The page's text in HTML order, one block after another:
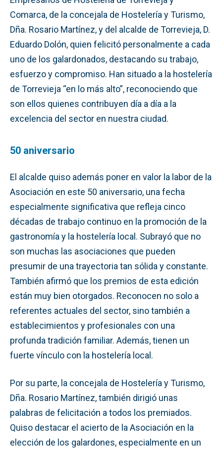
Comarca, de la concejala de Hostelería y Turismo,
Dña. Rosario Martínez, y del alcalde de Torrevieja, D.
Eduardo Dolón, quien felicitó personalmente a cada
uno de los galardonados, destacando su trabajo,
esfuerzo y compromiso. Han situado a la hostelería
de Torrevieja “en lo más alto”, reconociendo que
son ellos quienes contribuyen día a día a la
excelencia del sector en nuestra ciudad.
50 aniversario
El alcalde quiso además poner en valor la labor de la
Asociación en este 50 aniversario, una fecha
especialmente significativa que refleja cinco
décadas de trabajo continuo en la promoción de la
gastronomía y la hostelería local. Subrayó que no
son muchas las asociaciones que pueden
presumir de una trayectoria tan sólida y constante.
También afirmó que los premios de esta edición
están muy bien otorgados. Reconocen no solo a
referentes actuales del sector, sino también a
establecimientos y profesionales con una
profunda tradición familiar. Además, tienen un
fuerte vínculo con la hostelería local.
Por su parte, la concejala de Hostelería y Turismo,
Dña. Rosario Martínez, también dirigió unas
palabras de felicitación a todos los premiados.
Quiso destacar el acierto de la Asociación en la
elección de los galardones, especialmente en un